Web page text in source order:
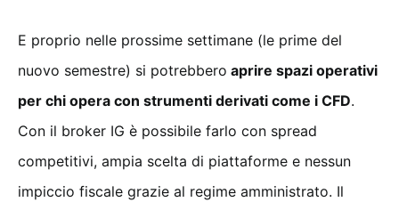
E proprio nelle prossime settimane (le prime del
nuovo semestre) si potrebbero aprire spazi operativi
per chi opera con strumenti derivati come i CFD.
Con il broker IG è possibile farlo con spread
competitivi, ampia scelta di piattaforme e nessun
impiccio fiscale grazie al regime amministrato. Il